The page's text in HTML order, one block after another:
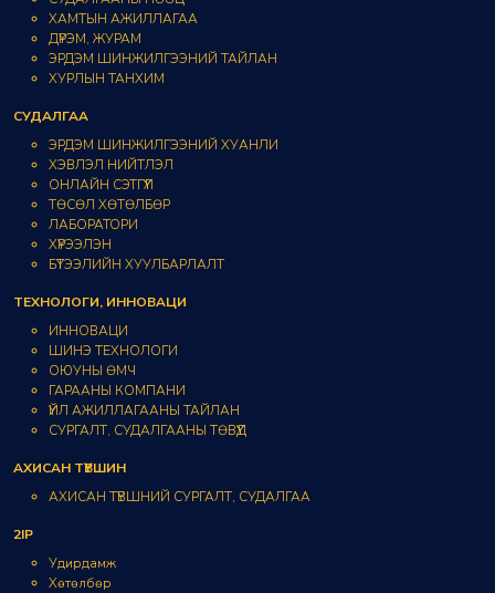
ХАМТЫН АЖИЛЛАГАА
ДҮРЭМ, ЖУРАМ
ЭРДЭМ ШИНЖИЛГЭЭНИЙ ТАЙЛАН
ХУРЛЫН ТАНХИМ
СУДАЛГАА
ЭРДЭМ ШИНЖИЛГЭЭНИЙ ХУАНЛИ
ХЭВЛЭЛ НИЙТЛЭЛ
ОНЛАЙН СЭТГҮҮЛ
ТӨСӨЛ ХӨТӨЛБӨР
ЛАБОРАТОРИ
ХҮРЭЭЛЭН
БҮТЭЭЛИЙН ХУУЛБАРЛАЛТ
ТЕХНОЛОГИ, ИННОВАЦИ
ИННОВАЦИ
ШИНЭ ТЕХНОЛОГИ
ОЮУНЫ ӨМЧ
ГАРААНЫ КОМПАНИ
ҮЙЛ АЖИЛЛАГААНЫ ТАЙЛАН
СУРГАЛТ, СУДАЛГААНЫ ТӨВҮҮД
АХИСАН ТҮВШИН
АХИСАН ТҮВШНИЙ СУРГАЛТ, СУДАЛГАА
2IP
Удирдамж
Хөтөлбөр